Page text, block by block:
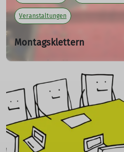
Veranstaltungen
Montagsklettern
Mo. 03.11.2025, 19:00 Uhr - Mo.
die Kletterer starten am
dem Hallentraining.
Dem DAV steht jeden Montag
außerhalb der Schulferien eine
Rainsporthalle zur Verfügung.